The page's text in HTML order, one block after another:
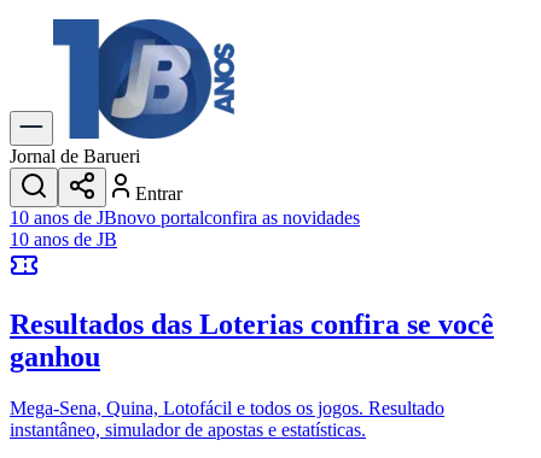
Explore Tudo
Últimas Notícias
Previsão do Tempo
Trânsito e Rotas
Dia a Dia & Lazer
Transportes
Gastronomia
Cinema & Shows
JogosNovo
Anuncie no Portal
Cadastrar Empresa
Divulgar Vagas
Política
Jornal de Barueri
Entrar
10 anos de JBnovo portalconfira as novidades
10 anos de JB
Resultados das Loterias confira se você
ganhou
Mega-Sena, Quina, Lotofácil e todos os jogos. Resultado
instantâneo, simulador de apostas e estatísticas.